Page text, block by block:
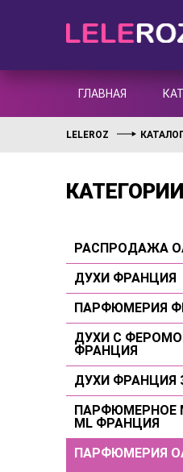
ГЛАВНАЯ
LELEROZ
КАТЕГОРИИ
РАСПРОДАЖА
ДУХИ ФРАНЦИЯ
Для женщин
Для мужчин
Селективы
ПАРФЮМЕРИЯ
Для женщин
Для мужчин
Селективы
ДУХИ С
ФРАНЦИЯ
Селективы
Для женщин
Для мужчин
ДУХИ ФРАНЦИЯ
Для женщин
Для мужчин
Селективы
ПАРФЮМЕРНОЕ
ML ФРАНЦИЯ
Для женщин
ПАРФЮМЕРИЯ